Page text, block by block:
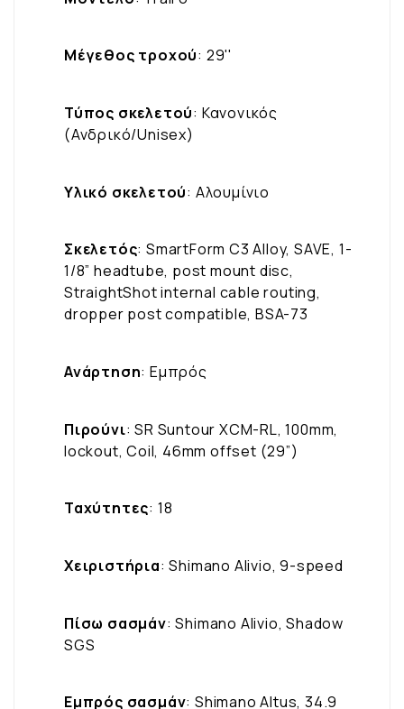
Μέγεθος τροχού: 29''
Τύπος σκελετού: Κανονικός
(Ανδρικό/Unisex)
Υλικό σκελετού: Αλουμίνιο
Σκελετός: SmartForm C3 Alloy, SAVE, 1-
1/8” headtube, post mount disc,
StraightShot internal cable routing,
dropper post compatible, BSA-73
Ανάρτηση: Εμπρός
Πιρούνι: SR Suntour XCM-RL, 100mm,
lockout, Coil, 46mm offset (29”)
Ταχύτητες: 18
Χειριστήρια: Shimano Alivio, 9-speed
Πίσω σασμάν: Shimano Alivio, Shadow
SGS
Εμπρός σασμάν: Shimano Altus, 34.9